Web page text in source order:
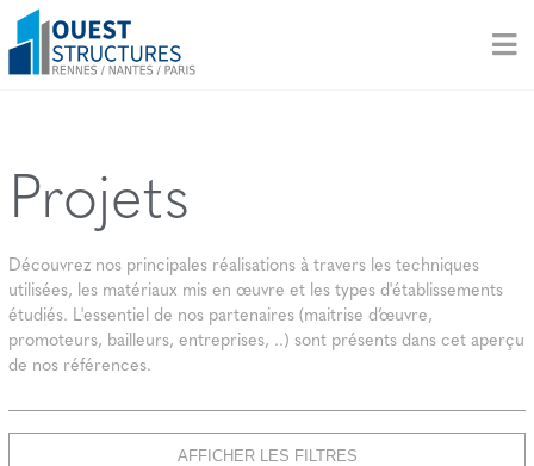
Projets
Découvrez nos principales réalisations à travers les techniques
utilisées, les matériaux mis en œuvre et les types d'établissements
étudiés. L'essentiel de nos partenaires (maitrise d’œuvre,
promoteurs, bailleurs, entreprises, ..) sont présents dans cet aperçu
de nos références.
AFFICHER LES FILTRES